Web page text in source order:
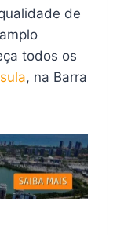
de
todos os
, na Barra